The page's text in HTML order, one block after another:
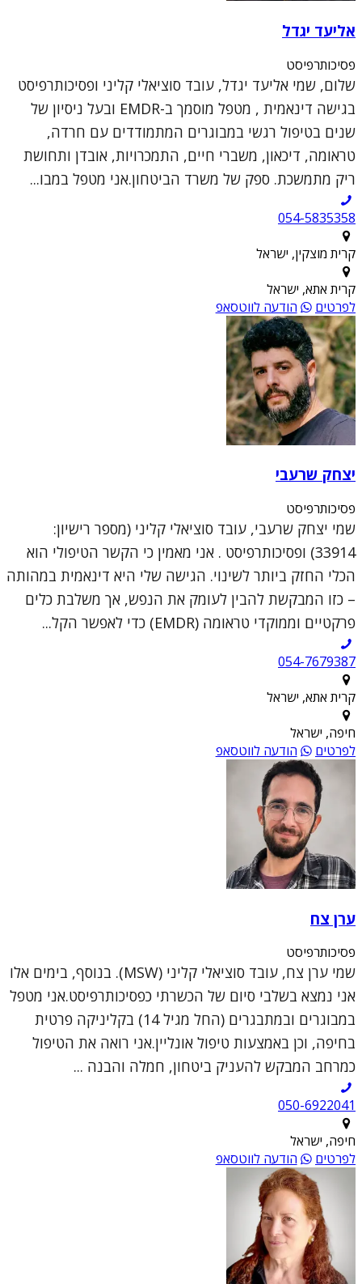
אליעד יגדל
פסיכותרפיסט
שלום, שמי אליעד יגדל, עובד סוציאלי קליני ופסיכותרפיסט
בגישה דינאמית , מטפל מוסמך ב-EMDR ובעל ניסיון של
שנים בטיפול רגשי במבוגרים המתמודדים עם חרדה,
טראומה, דיכאון, משברי חיים, התמכרויות, אובדן ותחושת
ריק מתמשכת. ספק של משרד הביטחון.אני מטפל במבו...
054-5835358
קרית מוצקין, ישראל
קרית אתא, ישראל
לפרטים
הודעה לווטסאפ
יצחק שרעבי
פסיכותרפיסט
שמי יצחק שרעבי, עובד סוציאלי קליני (מספר רישיון:
33914) ופסיכותרפיסט . אני מאמין כי הקשר הטיפולי הוא
הכלי החזק ביותר לשינוי. הגישה שלי היא דינאמית במהותה
– כזו המבקשת להבין לעומק את הנפש, אך משלבת כלים
פרקטיים וממוקדי טראומה (EMDR) כדי לאפשר הקל...
054-7679387
קרית אתא, ישראל
חיפה, ישראל
לפרטים
הודעה לווטסאפ
ערן צח
פסיכותרפיסט
שמי ערן צח, עובד סוציאלי קליני (MSW). בנוסף, בימים אלו
אני נמצא בשלבי סיום של הכשרתי כפסיכותרפיסט.אני מטפל
במבוגרים ובמתבגרים (החל מגיל 14) בקליניקה פרטית
בחיפה, וכן באמצעות טיפול אונליין.אני רואה את הטיפול
כמרחב המבקש להעניק ביטחון, חמלה והבנה ...
050-6922041
חיפה, ישראל
לפרטים
הודעה לווטסאפ